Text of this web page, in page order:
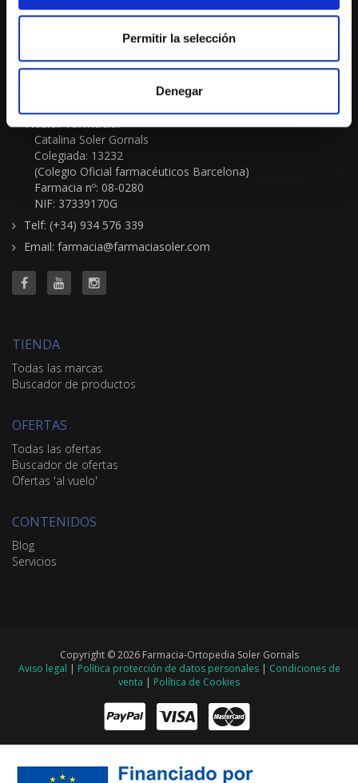
Permitir la selección
Denegar
No cerramos por vacaciones
FARMACIA-ORTOPEDIA SOLER GORNALS
Titular farmacia:
Catalina Soler Gornals
Colegiada: 13232
(Colegio Oficial farmacéuticos Barcelona)
Farmacia nº: 08-0280
NIF: 37339170G
Telf: (+34) 934 576 339
Email: farmacia@farmaciasoler.com
TIENDA
Todas las marcas
Buscador de productos
OFERTAS
Todas las ofertas
Buscador de ofertas
Ofertas 'al vuelo'
CONTENIDOS
Blog
Servicios
Copyright © 2026 Farmacia-Ortopedia Soler Gornals
Aviso legal | Política protección de datos personales| Condiciones de
venta | Política de Cookies